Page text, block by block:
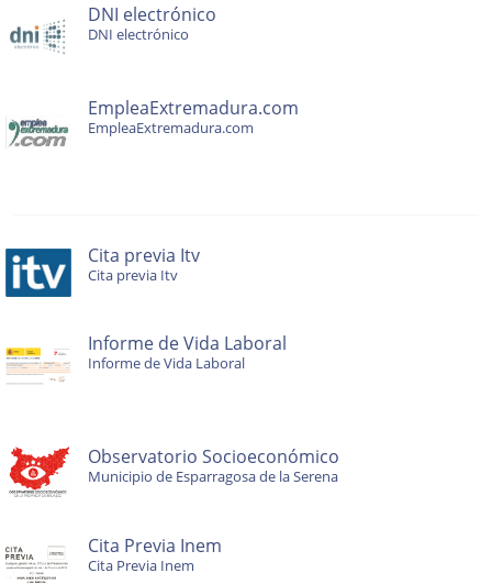
DNI electrónico
DNI electrónico
EmpleaExtremadura.com
EmpleaExtremadura.com
Cita previa Itv
Cita previa Itv
Informe de Vida Laboral
Informe de Vida Laboral
Observatorio Socioeconómico
Municipio de Esparragosa de la Serena
Cita Previa Inem
Cita Previa Inem